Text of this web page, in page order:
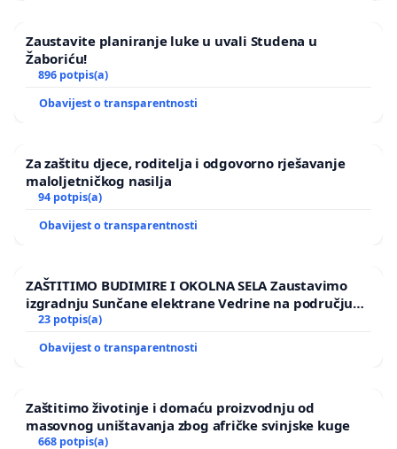
Zaustavite planiranje luke u uvali Studena u
Žaboriću!
896 potpis(a)
Obavijest o transparentnosti
Za zaštitu djece, roditelja i odgovorno rješavanje
maloljetničkog nasilja
94 potpis(a)
Obavijest o transparentnosti
ZAŠTITIMO BUDIMIRE I OKOLNA SELA Zaustavimo
izgradnju Sunčane elektrane Vedrine na području
Ugljana
23 potpis(a)
Obavijest o transparentnosti
Zaštitimo životinje i domaću proizvodnju od
masovnog uništavanja zbog afričke svinjske kuge
668 potpis(a)